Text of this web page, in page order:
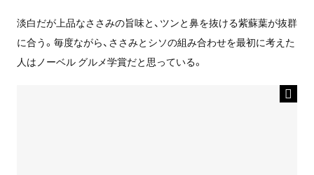
淡白だが上品なささみの旨味と、ツンと鼻を抜ける紫蘇葉が抜群
に合う。毎度ながら、ささみとシソの組み合わせを最初に考えた
人はノーベル グルメ学賞だと思っている。